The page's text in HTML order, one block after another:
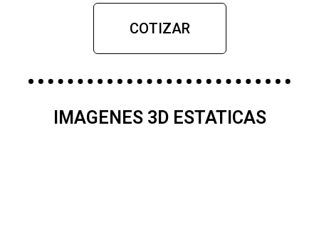
COTIZAR
IMAGENES 3D ESTATICAS